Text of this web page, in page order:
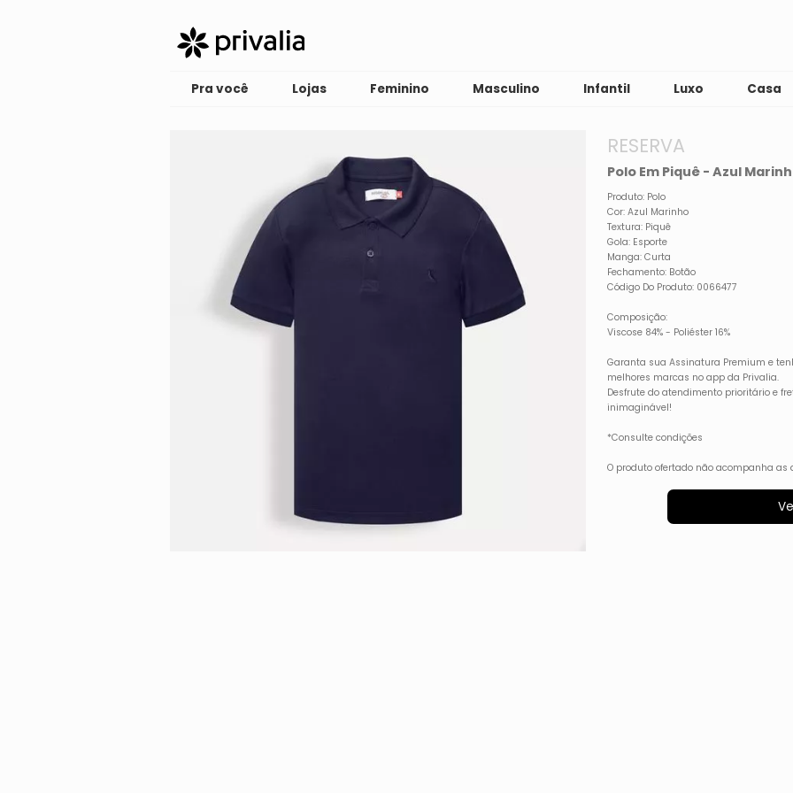
Pra você Lojas Feminino Masculino Infantil Luxo Casa
RESERVA
Polo Em Piquê - Azul
Produto: Polo
Cor: Azul Marinho
Textura: Piquê
Gola: Esporte
Manga: Curta
Fechamento: Botão
Código Do Produto: 0066477
Composição:
Viscose 84% - Poliéster 16%
Garanta sua Assinatura Premium e
melhores marcas no app da Privalia.
Desfrute do atendimento prioritário e
inimaginável!
*Consulte condições
O produto ofertado não acompanha as